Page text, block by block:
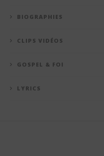
BIOGRAPHIES
CLIPS VIDÉOS
GOSPEL & FOI
LYRICS